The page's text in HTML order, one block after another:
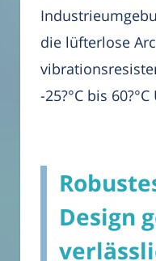
die lüfterlose
-25?°C bis
Design